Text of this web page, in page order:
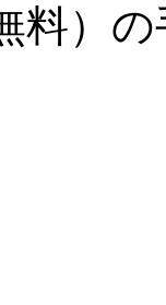
料）